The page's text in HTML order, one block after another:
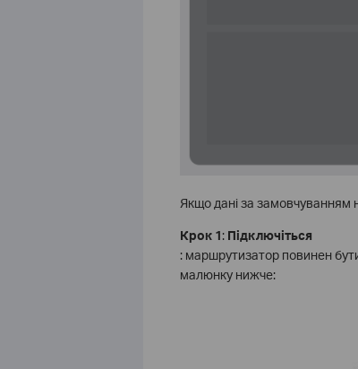
Якщо дані за замовчуванням
Крок 1: Підключіться
: маршрутизатор повинен
малюнку нижче: